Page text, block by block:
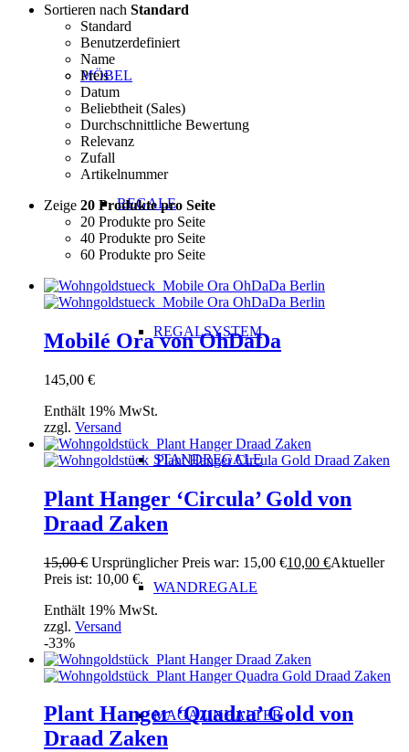
MÖBEL
REGALE
REGALSYSTEM
STANDREGALE
WANDREGALE
MAGAZINHALTER
Sortieren nach Standard
Standard
Benutzerdefiniert
Name
Preis
Datum
Beliebtheit (Sales)
Durchschnittliche Bewertung
Relevanz
Zufall
Artikelnummer
Zeige 20 Produkte pro Seite
20 Produkte pro Seite
40 Produkte pro Seite
60 Produkte pro Seite
Mobilé Ora von OhDaDa
145,00 €
Enthält 19% MwSt.
zzgl. Versand
Plant Hanger ‘Circula’ Gold von
Draad Zaken
15,00€ Ursprünglicher Preis war: 15,00 €10,00 €Aktueller
Preis ist: 10,00 €.
Enthält 19% MwSt.
zzgl. Versand
-33%
Plant Hanger ‘Quadra’ Gold von
Draad Zaken